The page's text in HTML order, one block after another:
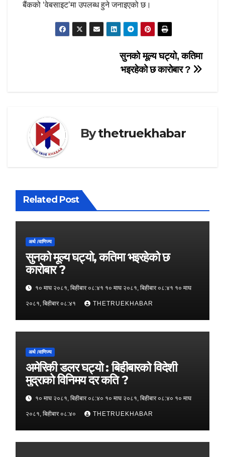
बैंकको ‘वेबसाइट’मा उपलब्ध हुने जनाइएको छ।
सुनको मूल्य घट्यो, कतिमा
भइरहेको छ कारोबार ?
Bythetruekhabar
Related Post
अर्थ /वाणिज्य
सुनको मूल्य घट्यो, कतिमा भइरहेको छ
कारोबार ?
१० माघ २०८१, बिहीबार ०८:४१ १० माघ २०८१, बिहीबार ०८:४१ १० माघ
२०८१, बिहीबार ०८:४१ THETRUEKHABAR
अर्थ /वाणिज्य
अमेरिकी डलर घट्यो : बिहीबारको विदेशी
मुद्राको विनिमय दर कति ?
१० माघ २०८१, बिहीबार ०८:४० १० माघ २०८१, बिहीबार ०८:४० १० माघ
२०८१, बिहीबार ०८:४० THETRUEKHABAR